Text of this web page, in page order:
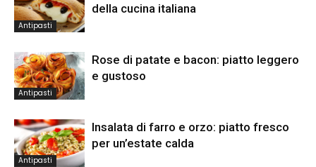
Antipasti
della cucina italiana
Antipasti
Rose di patate e bacon: piatto leggero
e gustoso
Antipasti
Insalata di farro e orzo: piatto fresco
per un’estate calda